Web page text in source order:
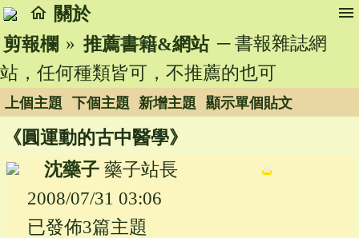
home 關於 menu
剪報欄 » 推薦書籍&網站 ─ 書報雜誌網
站，任何種類皆可，不推薦的也可
上個主題 下個主題 新增主題 顯示單個貼文
《圓運動的古中醫學》
沈藥子 藥子站長
2008/07/31 03:06
已發佈3篇主題